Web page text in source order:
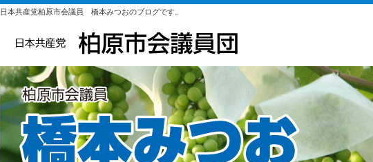
日本共産党柏原市会議員 橋本みつおのブログです。